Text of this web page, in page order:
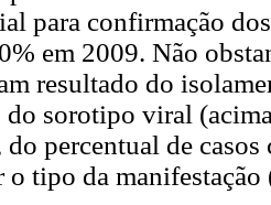
para confirmação
em 2009. Não
resultado do
do sorotipo viral
do percentual de
o tipo da